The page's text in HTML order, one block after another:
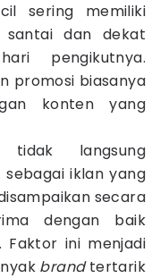
sering memiliki
santai dan dekat
pengikutnya.
promosi biasanya
konten yang
tidak langsung
iklan yang
secara
dengan baik
Faktor ini menjadi
brandtertarik